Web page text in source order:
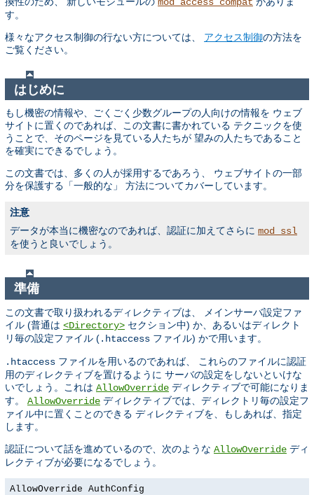
す。
様々なアクセス制御の行ない方については、 アクセス制御の方法を
ご覧ください。
はじめに
もし機密の情報や、ごくごく少数グループの人向けの情報を ウェブ
サイトに置くのであれば、この文書に書かれている テクニックを使
うことで、そのページを見ている人たちが 望みの人たちであること
を確実にできるでしょう。
この文書では、多くの人が採用するであろう、 ウェブサイトの一部
分を保護する「一般的な」 方法についてカバーしています。
注意
データが本当に機密なのであれば、認証に加えてさらに mod_ssl
を使うと良いでしょう。
準備
この文書で取り扱われるディレクティブは、 メインサーバ設定ファ
イル (普通は <Directory> セクション中) か、あるいはディレクト
リ毎の設定ファイル (.htaccess ファイル) かで用います。
.htaccess ファイルを用いるのであれば、 これらのファイルに認証
用のディレクティブを置けるように サーバの設定をしないといけな
いでしょう。これは AllowOverride ディレクティブで可能になりま
す。 AllowOverride ディレクティブでは、ディレクトリ毎の設定フ
ァイル中に置くことのできる ディレクティブを、もしあれば、指定
します。
認証について話を進めているので、次のような AllowOverride ディ
レクティブが必要になるでしょう。
AllowOverride AuthConfig